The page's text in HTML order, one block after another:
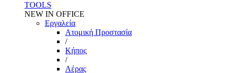
TOOLS
NEW IN OFFICE
Εργαλεία
Aτομική Προστασία
/
Kήπος
/
Αέρας